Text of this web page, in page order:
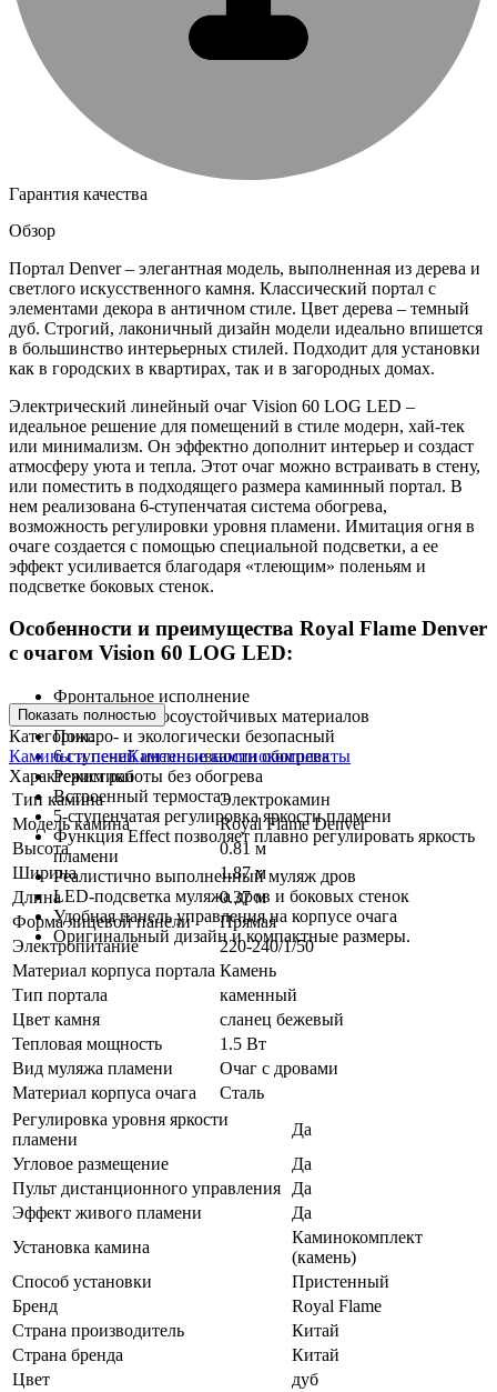
Гарантия качества
Обзор
Портал Denver – элегантная модель, выполненная из дерева и
светлого искусственного камня. Классический портал с
элементами декора в античном стиле. Цвет дерева – темный
дуб. Строгий, лаконичный дизайн модели идеально впишется
в большинство интерьерных стилей. Подходит для установки
как в городских в квартирах, так и в загородных домах.
Электрический линейный очаг Vision 60 LOG LED –
идеальное решение для помещений в стиле модерн, хай-тек
или минимализм. Он эффектно дополнит интерьер и создаст
атмосферу уюта и тепла. Этот очаг можно встраивать в стену,
или поместить в подходящего размера каминный портал. В
нем реализована 6-ступенчатая система обогрева,
возможность регулировки уровня пламени. Имитация огня в
очаге создается с помощью специальной подсветки, а ее
эффект усиливается благодаря «тлеющим» поленьям и
подсветке боковых стенок.
Особенности и преимущества Royal Flame Denver
с очагом Vision 60 LOG LED:
Фронтальное исполнение
Портал из износоустойчивых материалов
Пожаро- и экологически безопасный
6 ступеней интенсивности обогрева
Режим работы без обогрева
Встроенный термостат
5-ступенчатая регулировка яркости пламени
Функция Effect позволяет плавно регулировать яркость
пламени
Реалистично выполненный муляж дров
LED-подсветка муляжа дров и боковых стенок
Удобная панель управления на корпусе очага
Оригинальный дизайн и компактные размеры.
Показать полностью
Категории:
Камины и печиКаменные каминокомплекты
Характеристики
Тип камина
Электрокамин
Модель камина
Royal Flame Denver
Высота
0.81 м
Ширина
1.87 м
Длина
0.37 м
Форма лицевой панели
Прямая
Электропитание
220-240/1/50
Материал корпуса портала Камень
Тип портала
каменный
Цвет камня
сланец бежевый
Тепловая мощность
1.5 Вт
Вид муляжа пламени
Очаг с дровами
Материал корпуса очага
Сталь
Регулировка уровня яркости
пламени
Да
Угловое размещение
Да
Пульт дистанционного управления
Да
Эффект живого пламени
Да
Установка камина
Каминокомплект
(камень)
Способ установки
Пристенный
Бренд
Royal Flame
Страна производитель
Китай
Страна бренда
Китай
Цвет
дуб